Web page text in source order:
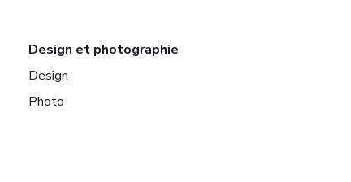
Design et photographie
Design
Photo